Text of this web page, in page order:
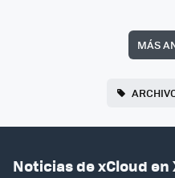
MÁS
Noticias de xCloud en